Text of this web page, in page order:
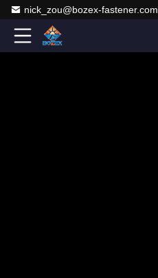
nick_zou@bozex-fastener.com